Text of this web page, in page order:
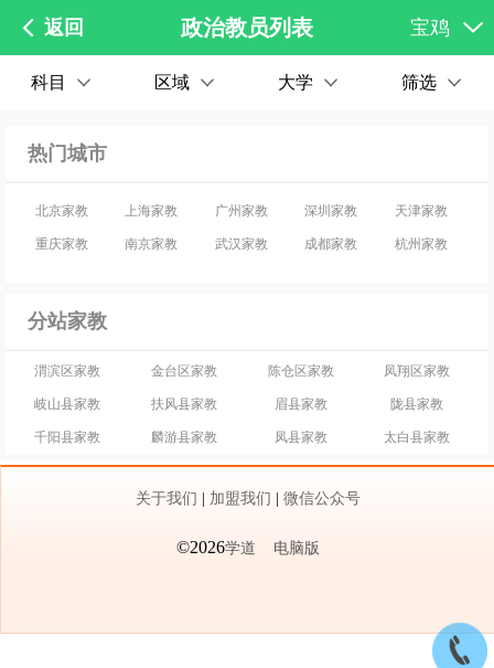
返回 政治教员列表 宝鸡
科目 区域 大学 筛选
热门城市
北京家教 上海家教 广州家教 深圳家教 天津家教
重庆家教 南京家教 武汉家教 成都家教 杭州家教
分站家教
渭滨区家教 金台区家教 陈仓区家教 凤翔区家教
岐山县家教 扶风县家教 眉县家教 陇县家教
千阳县家教 麟游县家教 凤县家教 太白县家教
关于我们 加盟我们 微信公众号
©2026学道 电脑版